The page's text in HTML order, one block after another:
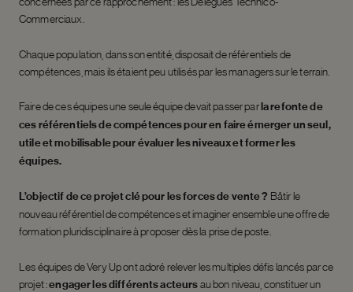
Commerciaux.
Chaque population, dans son entité, disposait de référentiels de
compétences, mais ils étaient peu utilisés par les managers sur le terrain.
Faire de ces équipes une seule équipe devait passer parla refonte de
ces référentiels de compétences pour en faire émerger un seul,
utile et mobilisable pour évaluer les niveaux et former les
équipes.
L’objectif de ce projet clé pour les forces de vente ? Bâtir le
nouveau référentiel de compétences et imaginer ensemble une offre de
formation pluridisciplinaire à proposer dès la prise de poste.
Les équipes de Very Up ont adoré relever les multiples défis lancés par ce
projet :engager les différents acteursau bon niveau, constituer un